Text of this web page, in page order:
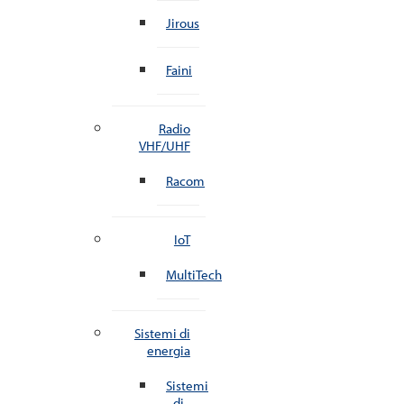
Jirous
Faini
Radio
VHF/UHF
Racom
IoT
MultiTech
Sistemi di
energia
Sistemi